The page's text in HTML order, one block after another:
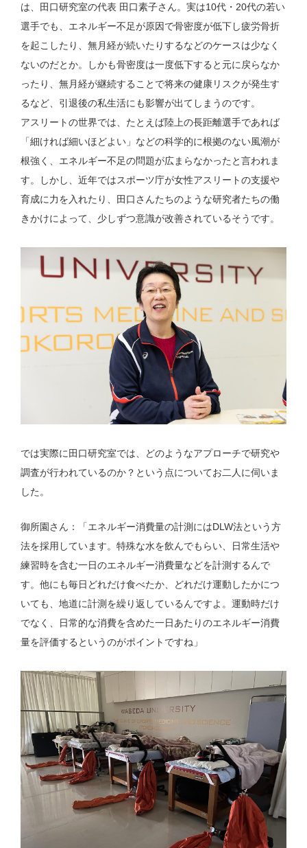
は、田口研究室の代表 田口素子さん。実は10代・20代の若い
選手でも、エネルギー不足が原因で骨密度が低下し疲労骨折
を起こしたり、無月経が続いたりするなどのケースは少なく
ないのだとか。しかも骨密度は一度低下すると元に戻らなか
ったり、無月経が継続することで将来の健康リスクが発生す
るなど、引退後の私生活にも影響が出てしまうのです。
アスリートの世界では、たとえば陸上の長距離選手であれば
「細ければ細いほどよい」などの科学的に根拠のない風潮が
根強く、エネルギー不足の問題が広まらなかったと言われま
す。しかし、近年ではスポーツ庁が女性アスリートの支援や
育成に力を入れたり、田口さんたちのような研究者たちの働
きかけによって、少しずつ意識が改善されているそうです。
では実際に田口研究室では、どのようなアプローチで研究や
調査が行われているのか？という点についてお二人に伺いま
した。
御所園さん：「エネルギー消費量の計測にはDLW法という方
法を採用しています。特殊な水を飲んでもらい、日常生活や
練習時を含む一日のエネルギー消費量などを計測するんで
す。他にも毎日どれだけ食べたか、どれだけ運動したかにつ
いても、地道に計測を繰り返しているんですよ。運動時だけ
でなく、日常的な消費を含めた一日あたりのエネルギー消費
量を評価するというのがポイントですね」